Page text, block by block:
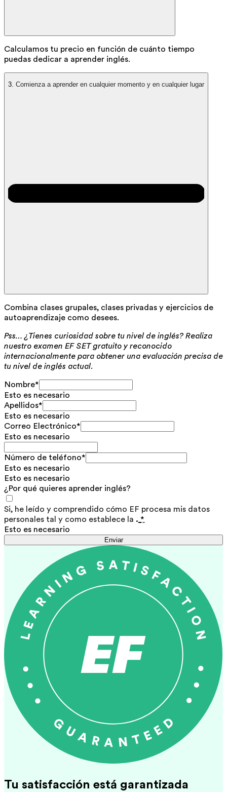
Calculamos tu precio en función de cuánto tiempo
puedas dedicar a aprender inglés.
3. Comienza a aprender en cualquier momento y en cualquier lugar
Combina clases grupales, clases privadas y ejercicios de
autoaprendizaje como desees.
Pss… ¿Tienes curiosidad sobre tu nivel de inglés? Realiza
nuestro examen EF SET gratuito y reconocido
internacionalmente para obtener una evaluación precisa de
tu nivel de inglés actual.
Nombre*
Esto es necesario
Apellidos*
Esto es necesario
Correo Electrónico*
Esto es necesario
Número de teléfono*
Esto es necesario
Esto es necesario
¿Por qué quieres aprender inglés?
Si, he leído y comprendido cómo EF procesa mis datos
personales tal y como establece la . *
Esto es necesario
Enviar
Tu satisfacción está garantizada